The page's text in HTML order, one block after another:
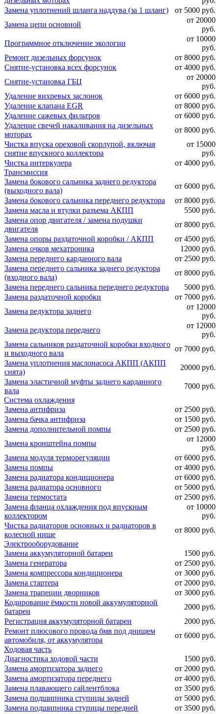
Замена уплотнений шланга наддува (за 1 шланг)
от 5000 руб.
Замена цепи основной
от 20000
руб.
Программное отключение экологии
от 10000
руб.
Ремонт дизельных форсунок
от 8000 руб.
Снятие-установка всех форсунок
от 4000 руб.
Снятие-установка ГБЦ
от 20000
руб.
Удаление вихревых заслонок
от 6000 руб.
Удаление клапана EGR
от 8000 руб.
Удаление сажевых фильтров
от 6000 руб.
Удаление свечей накаливания на дизельных
моторах
от 8000 руб.
Чистка впуска ореховой скорлупой, включая
снятие впускного коллектора
от 15000
руб.
Чистка интеркулера
от 4000 руб.
Трансмиссия
Замена бокового сальника заднего редуктора
(выходного вала)
от 6000 руб.
Замена бокового сальника переднего редуктора
от 8000 руб.
Замена масла и втулки разъема АКПП
5500 руб.
Замена опор двигателя / замена подушки
двигателя
от 8000 руб.
Замена опоры раздаточной коробки / АКПП
от 4500 руб.
Замена очков мехатроника
12000 руб.
Замена переднего карданного вала
от 2500 руб.
Замена переднего сальника заднего редуктора
(входного вала)
от 8000 руб.
Замена переднего сальника переднего редуктора
5000 руб.
Замена раздаточной коробки
от 7000 руб.
Замена редуктора заднего
от 12000
руб.
Замена редуктора переднего
от 12000
руб.
Замена сальников раздаточной коробки входного
и выходного вала
от 7000 руб.
Замена уплотнения маслонасоса АКПП (АКПП
снята)
20000 руб.
Замена эластичной муфты заднего карданного
вала
7000 руб.
Система охлаждения
Замена антифриза
от 2500 руб.
Замена бачка антифриза
от 1500 руб.
Замена дополнительной помпы
от 2500 руб.
Замена кронштейна помпы
от 12000
руб.
Замена модуля терморегуляции
от 6000 руб.
Замена помпы
от 4000 руб.
Замена радиатора кондиционера
от 6000 руб.
Замена радиатора основного
от 5000 руб.
Замена термостата
от 2500 руб.
Замена фланца охлаждения под впускным
коллектором
от 10000
руб.
Чистка радиаторов основных и радиаторов в
колесной нише
от 8000 руб.
Электрооборудование
Замена аккумуляторной батареи
1500 руб.
Замена генератора
от 2500 руб.
Замена компрессора кондиционера
от 3000 руб.
Замена стартера
от 2000 руб.
Замена трапеции дворников
от 3000 руб.
Кодирование ёмкости новой аккумуляторной
батареи
2000 руб.
Регистрация аккумуляторной батареи
2000 руб.
Ремонт плюсового провода бмв под днищем
автомобиля, от аккумулятора
от 6000 руб.
Ходовая часть
Диагностика ходовой части
1500 руб.
Замена амортизатора заднего
от 2000 руб.
Замена амортизатора переднего
от 4000 руб.
Замена плавающего сайлентблока
от 3500 руб.
Замена подшипника ступицы задней
от 5000 руб.
Замена подшипника ступицы передней
от 3500 руб.